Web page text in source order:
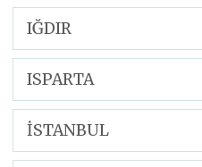
IĞDIR
ISPARTA
İSTANBUL